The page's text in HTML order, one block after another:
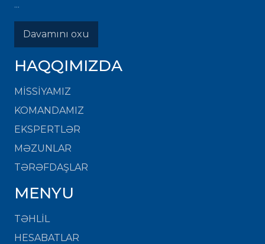
...
Davamını oxu
HAQQIMIZDA
MISSIYAMIZ
KOMANDAMIZ
EKSPERTLƏR
MƏZUNLAR
TƏRƏFDAŞLAR
MENYU
TƏHLİL
HESABATLAR